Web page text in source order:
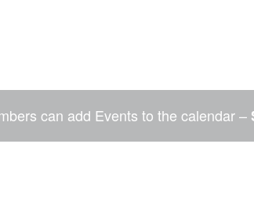
can add Events to the calendar –